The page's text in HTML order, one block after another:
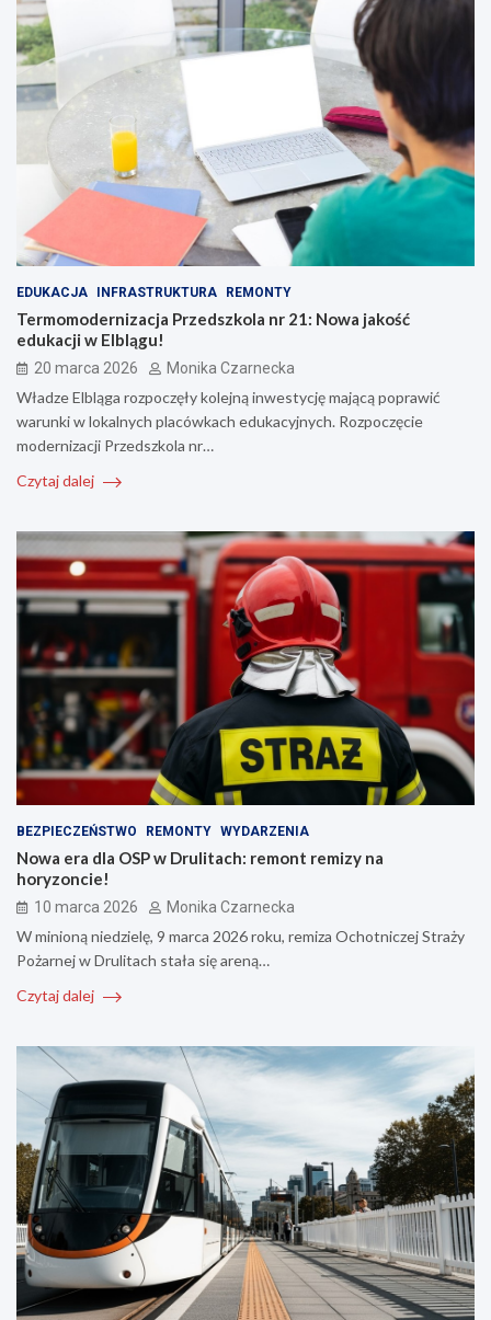
EDUKACJA INFRASTRUKTURA REMONTY
Termomodernizacja Przedszkola nr 21: Nowa jakość
edukacji w Elblągu!
20 marca 2026 Monika Czarnecka
Władze Elbląga rozpoczęły kolejną inwestycję mającą poprawić
warunki w lokalnych placówkach edukacyjnych. Rozpoczęcie
modernizacji Przedszkola nr…
Czytaj dalej
BEZPIECZEŃSTWO REMONTY WYDARZENIA
Nowa era dla OSP w Drulitach: remont remizy na
horyzoncie!
10 marca 2026 Monika Czarnecka
W minioną niedzielę, 9 marca 2026 roku, remiza Ochotniczej Straży
Pożarnej w Drulitach stała się areną…
Czytaj dalej